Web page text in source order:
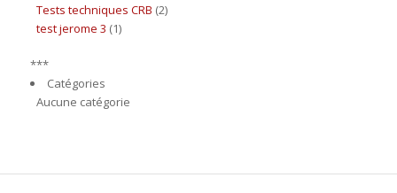
Tests techniques CRB (2)
test jerome 3 (1)
***
Catégories
Aucune catégorie